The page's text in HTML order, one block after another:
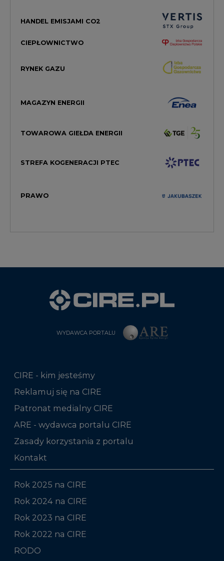
HANDEL EMISJAMI CO2
CIEPŁOWNICTWO
RYNEK GAZU
MAGAZYN ENERGII
TOWAROWA GIEŁDA ENERGII
STREFA KOGENERACJI PTEC
PRAWO
WYDAWCA PORTALU
CIRE - kim jesteśmy
Reklamuj się na CIRE
Patronat medialny CIRE
ARE - wydawca portalu CIRE
Zasady korzystania z portalu
Kontakt
Rok 2025 na CIRE
Rok 2024 na CIRE
Rok 2023 na CIRE
Rok 2022 na CIRE
RODO